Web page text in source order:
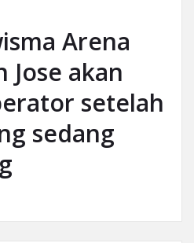
Arena
Jose akan
setelah
sedang